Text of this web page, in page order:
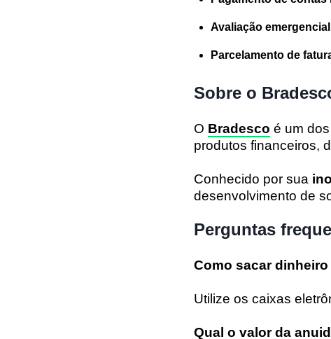
Avaliação
Parcelamento de
Sobre o
O Bradesco é um
produtos financeiros,
Conhecido por sua
desenvolvimento de
Perguntas
Como sacar
Utilize os caixas
Qual o valor da